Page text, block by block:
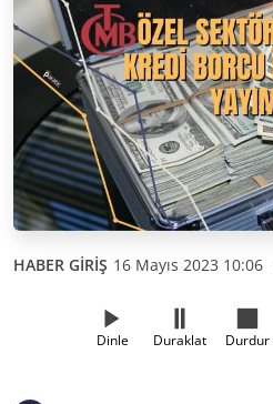
HABER GİRİŞ 16 Mayıs 2023 10:06
Dinle Duraklat Durdur